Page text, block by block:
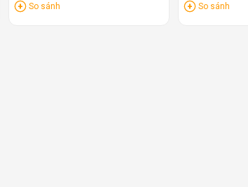
So sánh So sánh